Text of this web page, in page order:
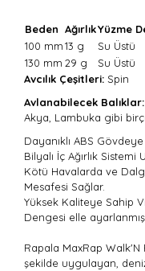
Beden AğırlıkYüzme
100 mm13 g Su Üstü
130 mm 29 g Su Üstü
Avcılık Çeşitleri: Spin
Avlanabilecek Balıklar:
Akya, Lambuka gibi
Dayanıklı ABS
Bilyalı İç Ağırlık Sistemi
Kötü Havalarda ve
Mesafesi Sağlar.
Yüksek Kaliteye Sahip
Dengesi elle
Rapala MaxRap
şekilde uygulayan,